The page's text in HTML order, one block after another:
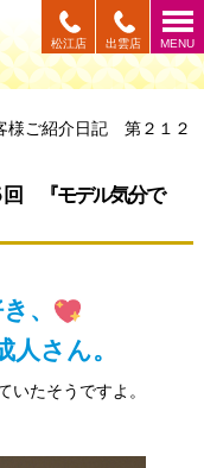
MENU
出雲店
松江店
様ご紹介日記 第２１２
回 『モデル気分で
、
人さん。
いたそうですよ。